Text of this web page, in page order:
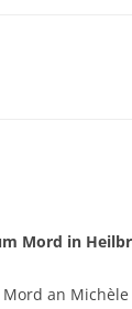
Mord in
an